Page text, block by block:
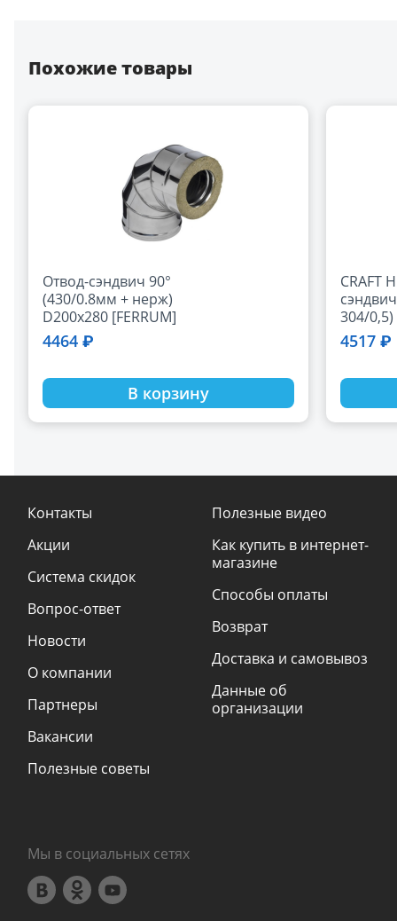
Похожие товары
Отвод-сэндвич 90°
(430/0.8мм + нерж)
D200x280 [FERRUM]
4464 ₽
В корзину
CRAFT
304/
4517 ₽
Контакты
Акции
Система скидок
Вопрос-ответ
Новости
О компании
Партнеры
Вакансии
Полезные советы
Полезные видео
Как купить в интернет-
магазине
Способы оплаты
Возврат
Доставка и самовывоз
Данные об
организации
Мы в социальных сетях